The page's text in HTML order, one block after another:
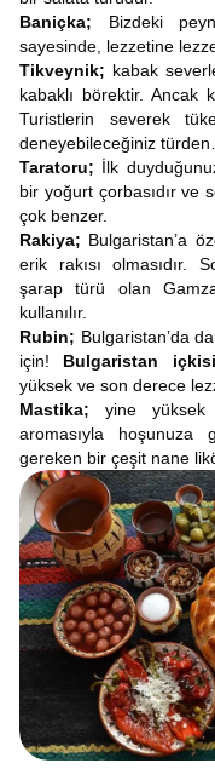
Baniçka; Bizdeki
sayesinde, lezzetine
Tikveynik; kabak
kabaklı börektir. Ancak
Turistlerin severek
deneyebileceğiniz
Taratoru; İlk
bir yoğurt çorbasıdır ve
çok benzer.
Rakiya; Bulgaristan’a
erik rakısı olmasıdır.
şarap türü olan
kullanılır.
Rubin; Bulgaristan’da
için! Bulgaristan
yüksek ve son derece
Mastika;yine
aromasıyla hoşunuza
gereken bir çeşit nane